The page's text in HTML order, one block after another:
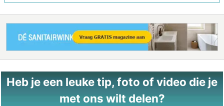
Heb je een leuke tip, foto of video die je
met ons wilt delen?